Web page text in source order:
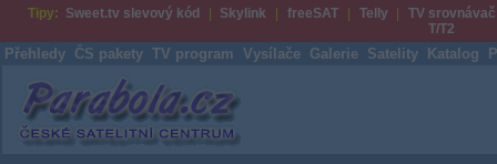
Tipy: Sweet.tv slevový kód Skylink freeSAT Telly
TV srovnávač
T/T2
Přehledy ČS pakety TV program Vysílače Galerie Satelity Katalog
Parabola.cz